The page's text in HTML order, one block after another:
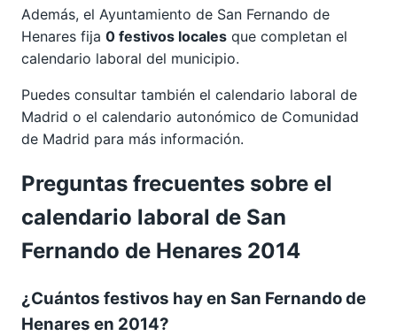
Además, el Ayuntamiento de San Fernando de
Henares fija 0 festivos locales que completan el
calendario laboral del municipio.
Puedes consultar también el calendario laboral de
Madrid o el calendario autonómico de Comunidad
de Madrid para más información.
Preguntas frecuentes sobre el
calendario laboral de San
Fernando de Henares 2014
¿Cuántos festivos hay en San Fernando de
Henares en 2014?